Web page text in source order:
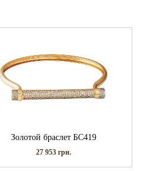
Золотой браслет БС419
27 953 грн.